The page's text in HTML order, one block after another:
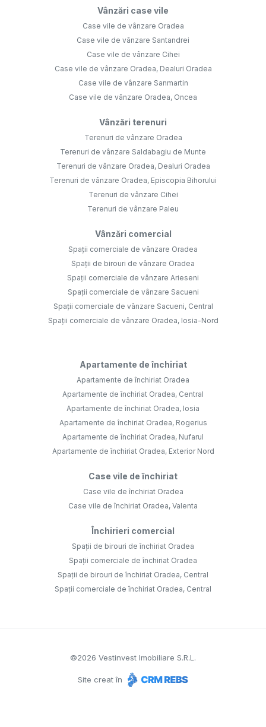
Vânzări case vile
Case vile de vânzare Oradea
Case vile de vânzare Santandrei
Case vile de vânzare Cihei
Case vile de vânzare Oradea, Dealuri Oradea
Case vile de vânzare Sanmartin
Case vile de vânzare Oradea, Oncea
Vânzări terenuri
Terenuri de vânzare Oradea
Terenuri de vânzare Saldabagiu de Munte
Terenuri de vânzare Oradea, Dealuri Oradea
Terenuri de vânzare Oradea, Episcopia Bihorului
Terenuri de vânzare Cihei
Terenuri de vânzare Paleu
Vânzări comercial
Spații comerciale de vânzare Oradea
Spații de birouri de vânzare Oradea
Spații comerciale de vânzare Arieseni
Spații comerciale de vânzare Sacueni
Spații comerciale de vânzare Sacueni, Central
Spații comerciale de vânzare Oradea, Iosia-Nord
Apartamente de închiriat
Apartamente de închiriat Oradea
Apartamente de închiriat Oradea, Central
Apartamente de închiriat Oradea, Iosia
Apartamente de închiriat Oradea, Rogerius
Apartamente de închiriat Oradea, Nufarul
Apartamente de închiriat Oradea, Exterior Nord
Case vile de închiriat
Case vile de închiriat Oradea
Case vile de închiriat Oradea, Valenta
Închirieri comercial
Spații de birouri de închiriat Oradea
Spații comerciale de închiriat Oradea
Spații de birouri de închiriat Oradea, Central
Spații comerciale de închiriat Oradea, Central
©2026 Vestinvest Imobiliare S.R.L.
Site creat în